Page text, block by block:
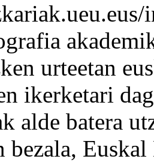
urteetan
ikerketari
alde batera
bezala,